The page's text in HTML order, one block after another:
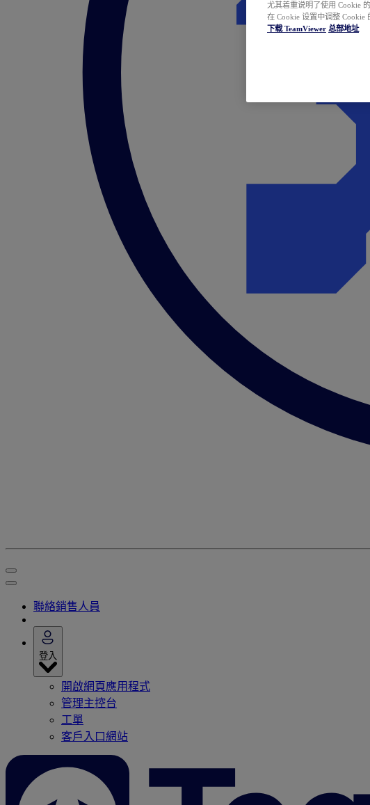
聯絡銷售人員
登入
開啟網頁應用程式
管理主控台
工單
客戶入口網站
尤其着重说明了使用 Cookie
在 Cookie 设置中调整 Cookie
下载 TeamViewer 总部地址